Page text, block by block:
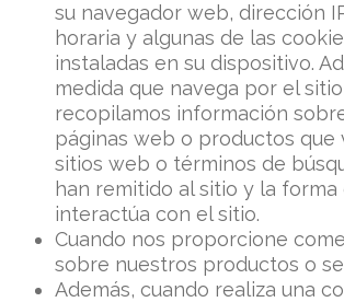
su navegador web, dirección
horaria y algunas de las
instaladas en su dispositivo.
medida que navega por el
recopilamos información
páginas web o productos que
sitios web o términos de
han remitido al sitio y la forma
interactúa con el sitio.
Cuando nos proporcione
sobre nuestros productos o
Además, cuando realiza una